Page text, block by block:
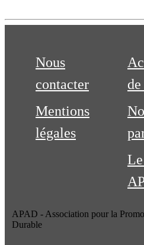
Nous
contacter
Mentions
légales
APAD - Association pour la
Durable